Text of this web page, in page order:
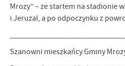
Mrozy” – ze startem na stadionie
i Jeruzal, a po odpoczynku z
Szanowni mieszkańcy Gminy